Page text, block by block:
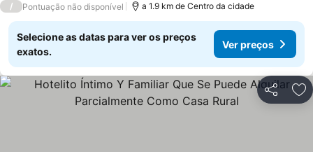
/ Pontuação não disponível a 1.9 km de Centro da cidade
Selecione as datas para ver os preços
exatos.
Ver preços
Partilhar